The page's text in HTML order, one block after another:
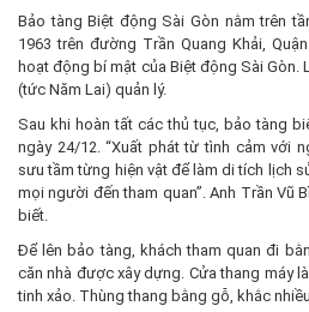
Bảo tàng Biệt động Sài Gòn nằm trên
1963 trên đường Trần Quang Khải,
hoạt động bí mật của Biệt động Sài Gòn.
(tức Năm Lai) quản lý.
Sau khi hoàn tất các thủ tục, bảo tàng
ngày 24/12. “Xuất phát từ tình cảm với
sưu tầm từng hiện vật để làm di tích lịch
mọi người đến tham quan”. Anh Trần Vũ
biết.
Để lên bảo tàng, khách tham quan đi
căn nhà được xây dựng. Cửa thang máy
tinh xảo. Thùng thang bằng gỗ, khắc